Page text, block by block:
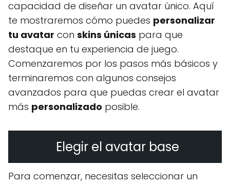
capacidad de diseñar un avatar único. Aquí
te mostraremos cómo puedes personalizar
tu avatar con skins únicas para que
destaque en tu experiencia de juego.
Comenzaremos por los pasos más básicos y
terminaremos con algunos consejos
avanzados para que puedas crear el avatar
más personalizado posible.
Elegir el avatar base
Para comenzar, necesitas seleccionar un